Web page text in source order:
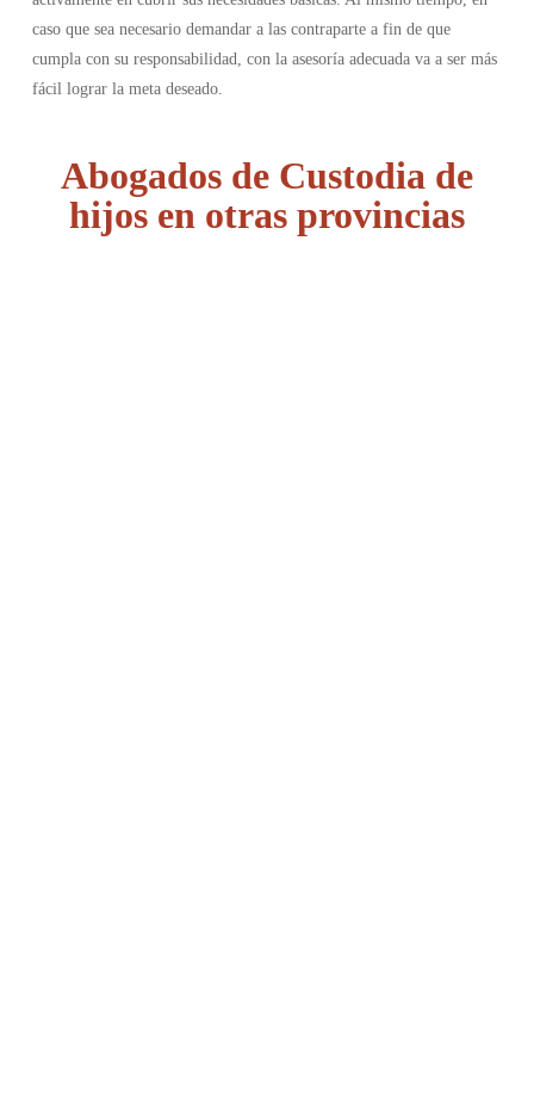
caso que sea necesario demandar a las contraparte a fin de que
cumpla con su responsabilidad, con la asesoría adecuada va a ser más
fácil lograr la meta deseado.
Abogados de Custodia de
hijos en otras provincias